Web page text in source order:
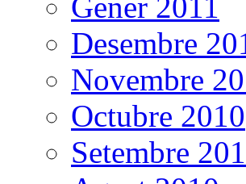
Desembre
Novembre
Octubre 2010
Setembre